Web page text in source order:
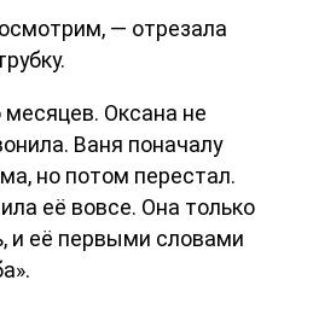
— отрезала
Оксана не
Ваня поначалу
но потом перестал.
её вовсе. Она только
и её первыми словами